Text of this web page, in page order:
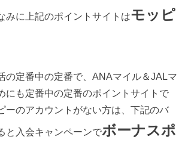
みに上記のポイントサイトはモッピ
の定番中の定番で、ANAマイル＆JALマ
にも定番中の定番のポイントサイトで
ーのアカウントがない方は、下記のバ
と入会キャンペーンでボーナスポ